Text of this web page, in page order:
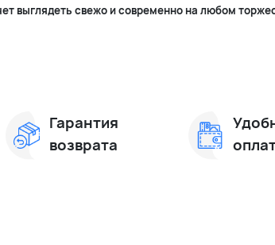
выглядеть свежо и современно на любом
Гарантия
возврата